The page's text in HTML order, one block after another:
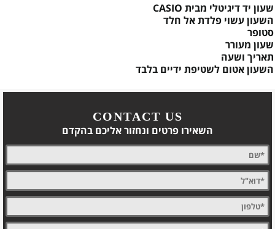
שעון יד דיגיטלי מבית CASIO
השעון עשוי פלדת אל חלד
סטופר
שעון מעורר
תאריך ושעה
השעון אטום לשטיפת ידיים בלבד
CONTACT US
השאירו פרטים ונחזור אליכם בהקדם